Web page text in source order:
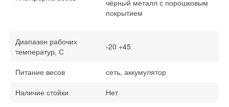
чёрный металл с порошковым
покрытием
Диапазон рабочих
температур, С
-20 +45
Питание весов
сеть, аккумулятор
Наличие стойки
Нет